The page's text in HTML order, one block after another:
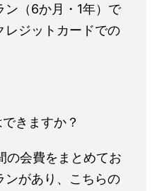
ン（6か月・1年）で
レジットカードでの
きますか？
の会費をまとめてお
ンがあり、こちらの